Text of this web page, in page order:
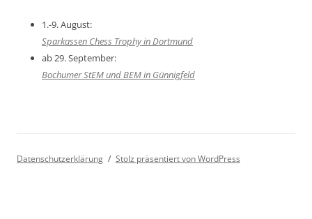
1.-9. August:
Sparkassen Chess Trophy in Dortmund
ab 29. September:
Bochumer StEM und BEM in Günnigfeld
Datenschutzerklärung Stolz präsentiert von WordPress